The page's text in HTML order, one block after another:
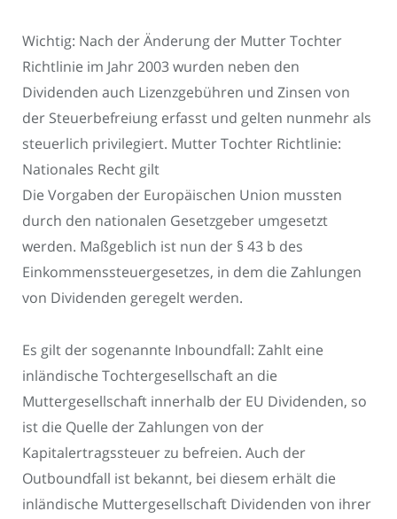
Wichtig: Nach der Änderung der Mutter Tochter
Richtlinie im Jahr 2003 wurden neben den
Dividenden auch Lizenzgebühren und Zinsen von
der Steuerbefreiung erfasst und gelten nunmehr als
steuerlich privilegiert. Mutter Tochter Richtlinie:
Nationales Recht gilt
Die Vorgaben der Europäischen Union mussten
durch den nationalen Gesetzgeber umgesetzt
werden. Maßgeblich ist nun der § 43 b des
Einkommenssteuergesetzes, in dem die Zahlungen
von Dividenden geregelt werden.
Es gilt der sogenannte Inboundfall: Zahlt eine
inländische Tochtergesellschaft an die
Muttergesellschaft innerhalb der EU Dividenden, so
ist die Quelle der Zahlungen von der
Kapitalertragssteuer zu befreien. Auch der
Outboundfall ist bekannt, bei diesem erhält die
inländische Muttergesellschaft Dividenden von ihrer